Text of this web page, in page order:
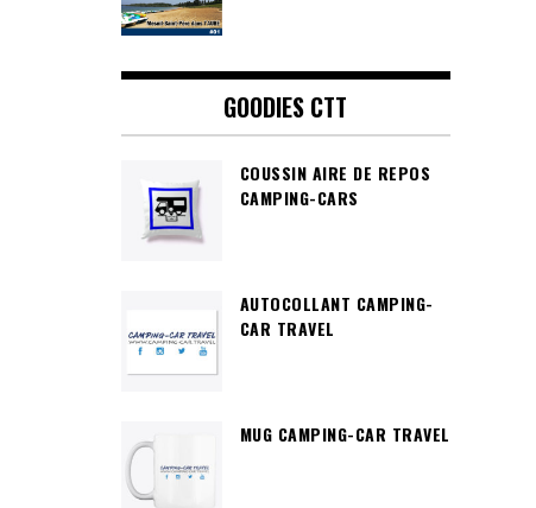
GOODIES CTT
COUSSIN AIRE DE REPOS
CAMPING-CARS
AUTOCOLLANT CAMPING-
CAR TRAVEL
MUG CAMPING-CAR TRAVEL